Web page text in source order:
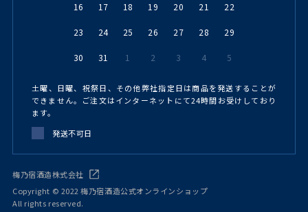
16 17 18 19 20 21 22
23 24 25 26 27 28 29
30 31 1 2 3 4 5
土曜、日曜、祝祭日、その他弊社指定日は商品を発送することが
できません。ご注文はインターネットにて24時間お受けしており
ます。
発送不可日
梅乃宿酒造株式会社
Copyright © 2022 梅乃宿酒造公式オンラインショップ
All rights reserved.